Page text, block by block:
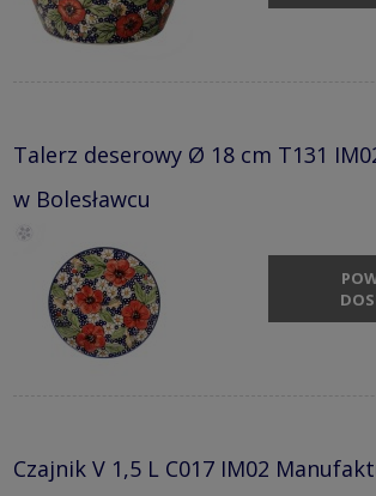
Talerz deserowy Ø 18 cm T131
w Bolesławcu
Czajnik V 1,5 L C017 IM02